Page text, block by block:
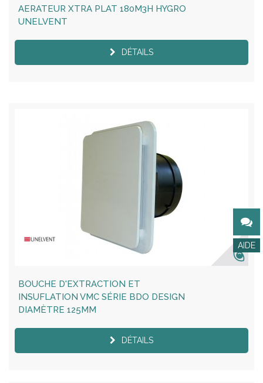
AERATEUR XTRA PLAT 180M3H HYGRO
UNELVENT
DÉTAILS
BOUCHE D'EXTRACTION ET
INSUFLATION VMC SÉRIE BDO DESIGN
DIAMÈTRE 125MM
DÉTAILS